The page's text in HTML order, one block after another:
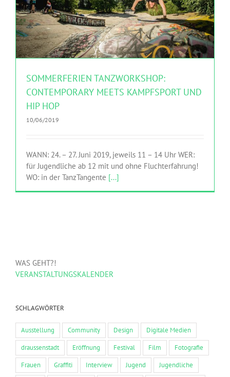
MITMACHEN TanzTangente
SOMMERFERIEN TANZWORKSHOP:
CONTEMPORARY MEETS KAMPFSPORT UND
HIP HOP
10/06/2019
WANN: 24. – 27. Juni 2019, jeweils 11 – 14 Uhr WER:
für Jugendliche ab 12 mit und ohne Fluchterfahrung!
WO: in der TanzTangente [...]
WAS GEHT?!
VERANSTALTUNGSKALENDER
SCHLAGWÖRTER
Ausstellung Community Design
Digitale Medien
draussenstadt
Eröffnung Festival Film
Fotografie
Frauen
Graffiti Interview Jugend
Jugendliche